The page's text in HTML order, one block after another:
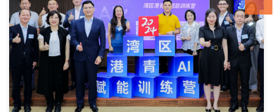
由香港特别行政区政府 […]